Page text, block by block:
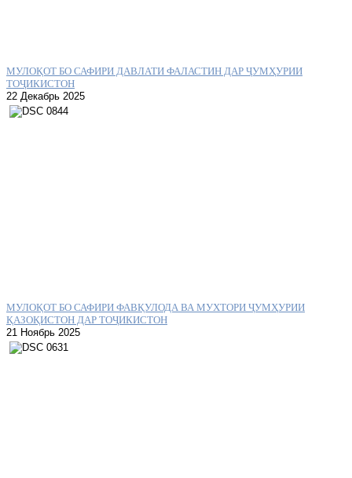
МУЛОҚОТ БО САФИРИ ДАВЛАТИ ФАЛАСТИН ДАР ҶУМҲУРИИ
ТОҶИКИСТОН
22 Декабрь 2025
МУЛОҚОТ БО САФИРИ ФАВҚУЛОДА ВА МУХТОРИ ҶУМҲУРИИ
ҚАЗОҚИСТОН ДАР ТОҶИКИСТОН
21 Ноябрь 2025